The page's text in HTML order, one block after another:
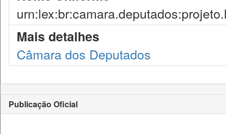
Mais detalhes
Câmara dos Deputados
Publicação Oficial